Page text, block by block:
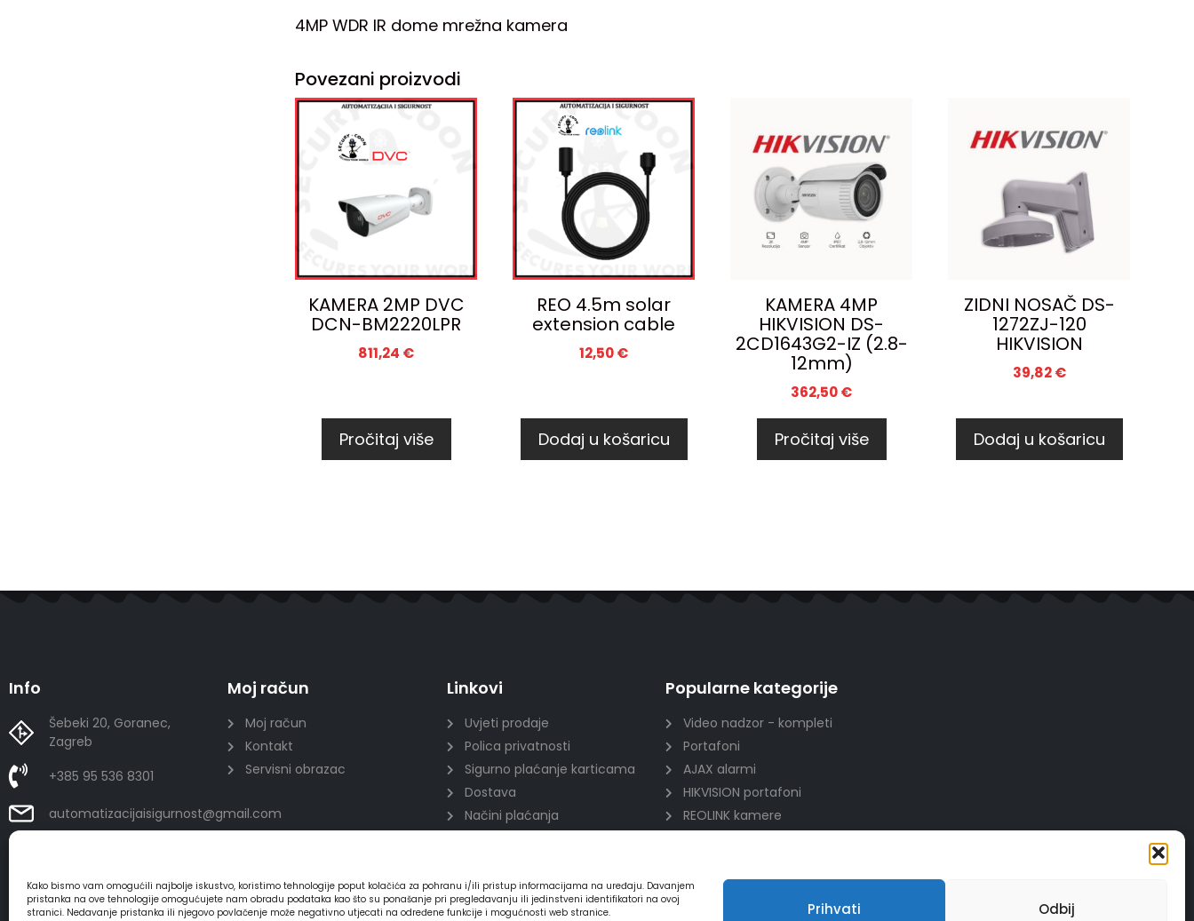
Kako bismo vam omogućili najbolje iskustvo, koristimo tehnologije poput kolačića za pohranu i/ili pristup informacijama na uređaju. Davanjem
pristanka na ove tehnologije omogućujete nam obradu podataka kao što su ponašanje pri pregledavanju ili jedinstveni identifikatori na ovoj
stranici. Nedavanje pristanka ili njegovo povlačenje može negativno utjecati na određene funkcije i mogućnosti web stranice.
Prihvati Odbij
4MP WDR IR dome mrežna kamera
Povezani proizvodi
KAMERA 2MP DVC
DCN-BM2220LPR
811,24 €
Pročitaj više
REO 4.5m solar
extension cable
12,50€
Dodaj u košaricu
KAMERA 4MP
HIKVISION DS-
2CD1643G2-IZ (2.8-
12mm)
362,50€
Pročitaj više
ZIDNI NOSAČ DS-
1272ZJ-120
HIKVISION
39,82€
Dodaj u košaricu
Info
Šebeki 20, Goranec,
Zagreb
+385 95 536 8301
automatizacijaisigurnost@gmail.com
Moj račun
Moj račun
Kontakt
Servisni obrazac
Linkovi
Uvjeti prodaje
Polica privatnosti
Sigurno plaćanje karticama
Dostava
Načini plaćanja
Popularne kategorije
Video nadzor - kompleti
Portafoni
AJAX alarmi
HIKVISION portafoni
REOLINK kamere